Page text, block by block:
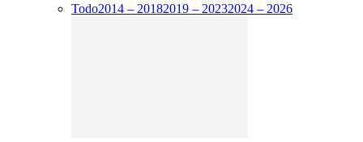
Todo2014 – 20182019 – 20232024 – 2026